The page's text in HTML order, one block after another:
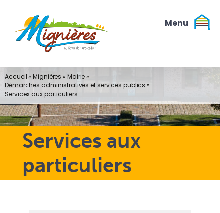
contenu
Services aux
particuliers
Accueil » Mignières » Mairie»
Démarches administratives et services publics »
Services aux particuliers